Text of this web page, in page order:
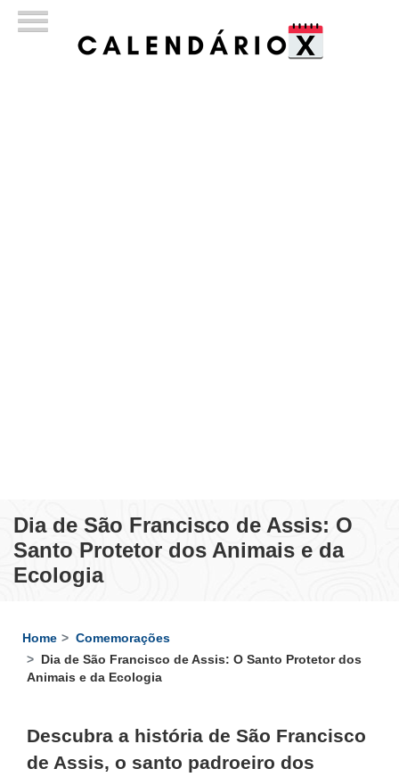
Dia de São Francisco de Assis: O
Santo Protetor dos Animais e da
Ecologia
Home
Comemorações
Dia de São Francisco de Assis: O Santo Protetor dos
Animais e da Ecologia
Descubra a história de São Francisco
de Assis, o santo padroeiro dos